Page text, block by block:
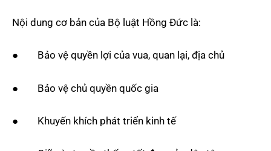
Nội dung cơ bản của Bộ luật Hồng Đức là:
● Bảo vệ quyền lợi của vua, quan lại, địa chủ
● Bảo vệ chủ quyền quốc gia
● Khuyến khích phát triển kinh tế